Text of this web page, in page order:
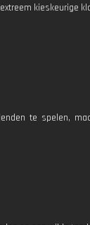
kieskeurige
te spelen,